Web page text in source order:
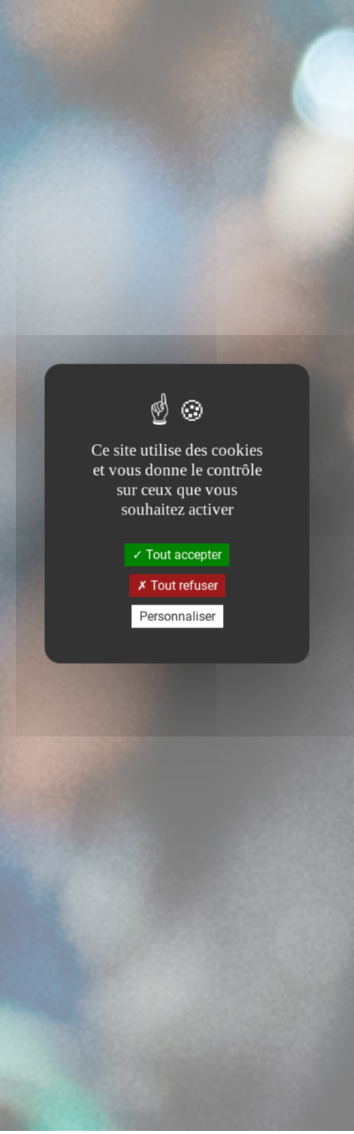
Ce site utilise des cookies
et vous donne le contrôle
sur ceux que vous
souhaitez activer
Tout accepter
Tout refuser
Personnaliser